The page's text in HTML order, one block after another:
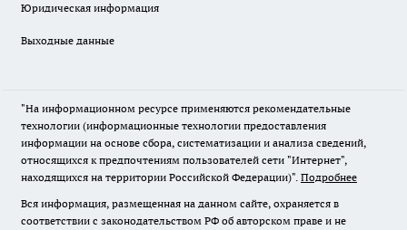
Юридическая информация
Выходные данные
"На информационном ресурсе применяются рекомендательные
технологии (информационные технологии предоставления
информации на основе сбора, систематизации и анализа сведений,
относящихся к предпочтениям пользователей сети "Интернет",
находящихся на территории Российской Федерации)". Подробнее
Вся информация, размещенная на данном сайте, охраняется в
соответствии с законодательством РФ об авторском праве и не